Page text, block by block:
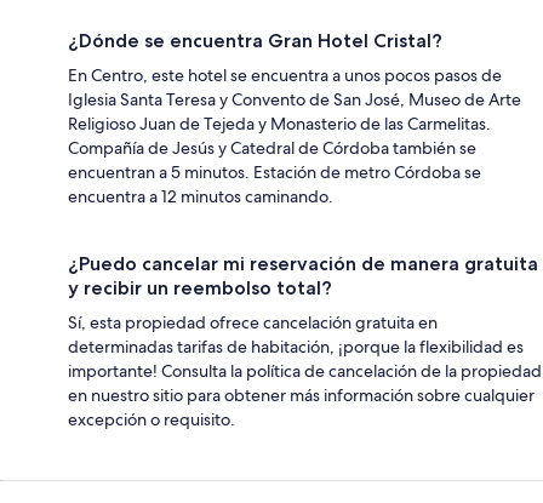
¿Dónde se encuentra Gran Hotel Cristal?
En Centro, este hotel se encuentra a unos pocos pasos de
Iglesia Santa Teresa y Convento de San José, Museo de Arte
Religioso Juan de Tejeda y Monasterio de las Carmelitas.
Compañía de Jesús y Catedral de Córdoba también se
encuentran a 5 minutos. Estación de metro Córdoba se
encuentra a 12 minutos caminando.
¿Puedo cancelar mi reservación de manera gratuita
y recibir un reembolso total?
Sí, esta propiedad ofrece cancelación gratuita en
determinadas tarifas de habitación, ¡porque la flexibilidad es
importante! Consulta la política de cancelación de la propiedad
en nuestro sitio para obtener más información sobre cualquier
excepción o requisito.